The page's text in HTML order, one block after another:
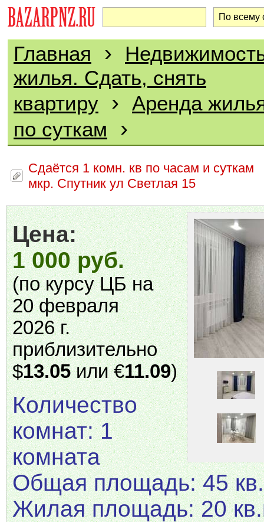
Главная ›
жилья. Сдать, снять
квартиру › Аренда
по суткам
›
Сдаётся 1 комн. кв по часам и суткам
мкр. Спутник ул Светлая 15
Цена:
1 000 руб.
(по курсу ЦБ на
20 февраля
2026 г.
приблизительно
$13.05или €11.09)
Количество
комнат: 1
комната
Общая площадь: 45
Жилая площадь: 20